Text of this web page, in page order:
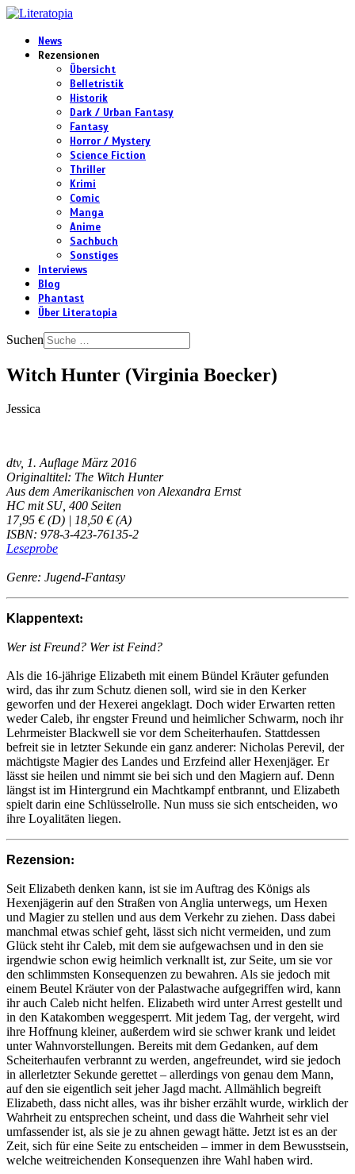
News
Rezensionen
Übersicht
Belletristik
Historik
Dark / Urban Fantasy
Fantasy
Horror / Mystery
Science Fiction
Thriller
Krimi
Comic
Manga
Anime
Sachbuch
Sonstiges
Interviews
Blog
Phantast
Über Literatopia
Suchen
Witch Hunter (Virginia Boecker)
Jessica
dtv, 1. Auflage März 2016
Originaltitel: The Witch Hunter
Aus dem Amerikanischen von Alexandra Ernst
HC mit SU, 400 Seiten
17,95 € (D) | 18,50 € (A)
ISBN: 978-3-423-76135-2
Leseprobe
Genre: Jugend-Fantasy
Klappentext:
Wer ist Freund? Wer ist Feind?
Als die 16-jährige Elizabeth mit einem Bündel Kräuter gefunden
wird, das ihr zum Schutz dienen soll, wird sie in den Kerker
geworfen und der Hexerei angeklagt. Doch wider Erwarten retten
weder Caleb, ihr engster Freund und heimlicher Schwarm, noch ihr
Lehrmeister Blackwell sie vor dem Scheiterhaufen. Stattdessen
befreit sie in letzter Sekunde ein ganz anderer: Nicholas Perevil, der
mächtigste Magier des Landes und Erzfeind aller Hexenjäger. Er
lässt sie heilen und nimmt sie bei sich und den Magiern auf. Denn
längst ist im Hintergrund ein Machtkampf entbrannt, und Elizabeth
spielt darin eine Schlüsselrolle. Nun muss sie sich entscheiden, wo
ihre Loyalitäten liegen.
Rezension:
Seit Elizabeth denken kann, ist sie im Auftrag des Königs als
Hexenjägerin auf den Straßen von Anglia unterwegs, um Hexen
und Magier zu stellen und aus dem Verkehr zu ziehen. Dass dabei
manchmal etwas schief geht, lässt sich nicht vermeiden, und zum
Glück steht ihr Caleb, mit dem sie aufgewachsen und in den sie
irgendwie schon ewig heimlich verknallt ist, zur Seite, um sie vor
den schlimmsten Konsequenzen zu bewahren. Als sie jedoch mit
einem Beutel Kräuter von der Palastwache aufgegriffen wird, kann
ihr auch Caleb nicht helfen. Elizabeth wird unter Arrest gestellt und
in den Katakomben weggesperrt. Mit jedem Tag, der vergeht, wird
ihre Hoffnung kleiner, außerdem wird sie schwer krank und leidet
unter Wahnvorstellungen. Bereits mit dem Gedanken, auf dem
Scheiterhaufen verbrannt zu werden, angefreundet, wird sie jedoch
in allerletzter Sekunde gerettet – allerdings von genau dem Mann,
auf den sie eigentlich seit jeher Jagd macht. Allmählich begreift
Elizabeth, dass nicht alles, was ihr bisher erzählt wurde, wirklich der
Wahrheit zu entsprechen scheint, und dass die Wahrheit sehr viel
umfassender ist, als sie je zu ahnen gewagt hätte. Jetzt ist es an der
Zeit, sich für eine Seite zu entscheiden – immer in dem Bewusstsein,
welche weitreichenden Konsequenzen ihre Wahl haben wird.